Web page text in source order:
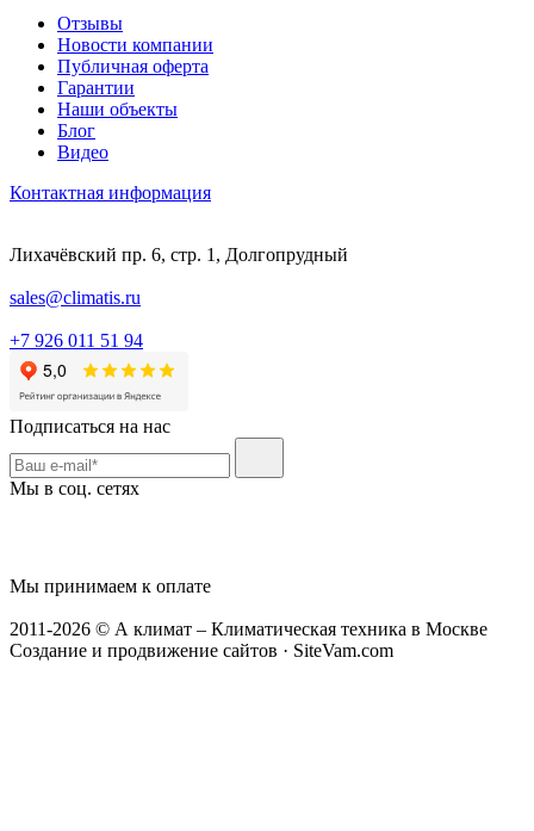
Отзывы
Новости компании
Публичная оферта
Гарантии
Наши объекты
Блог
Видео
Контактная информация
Лихачёвский пр. 6, стр. 1, Долгопрудный
sales@climatis.ru
+7 926 011 51 94
Подписаться на нас
Мы в соц. сетях
Мы принимаем к оплате
2011-2026 © А климат – Климатическая техника в Москве
Создание и продвижение сайтов · SiteVam.com